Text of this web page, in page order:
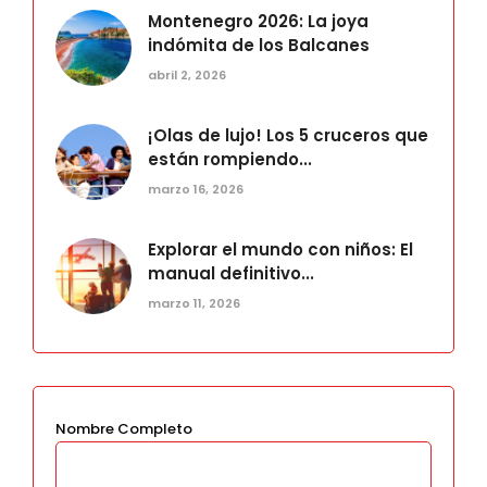
Montenegro 2026: La joya
indómita de los Balcanes
abril 2, 2026
¡Olas de lujo! Los 5 cruceros que
están rompiendo...
marzo 16, 2026
Explorar el mundo con niños: El
manual definitivo...
marzo 11, 2026
Nombre Completo